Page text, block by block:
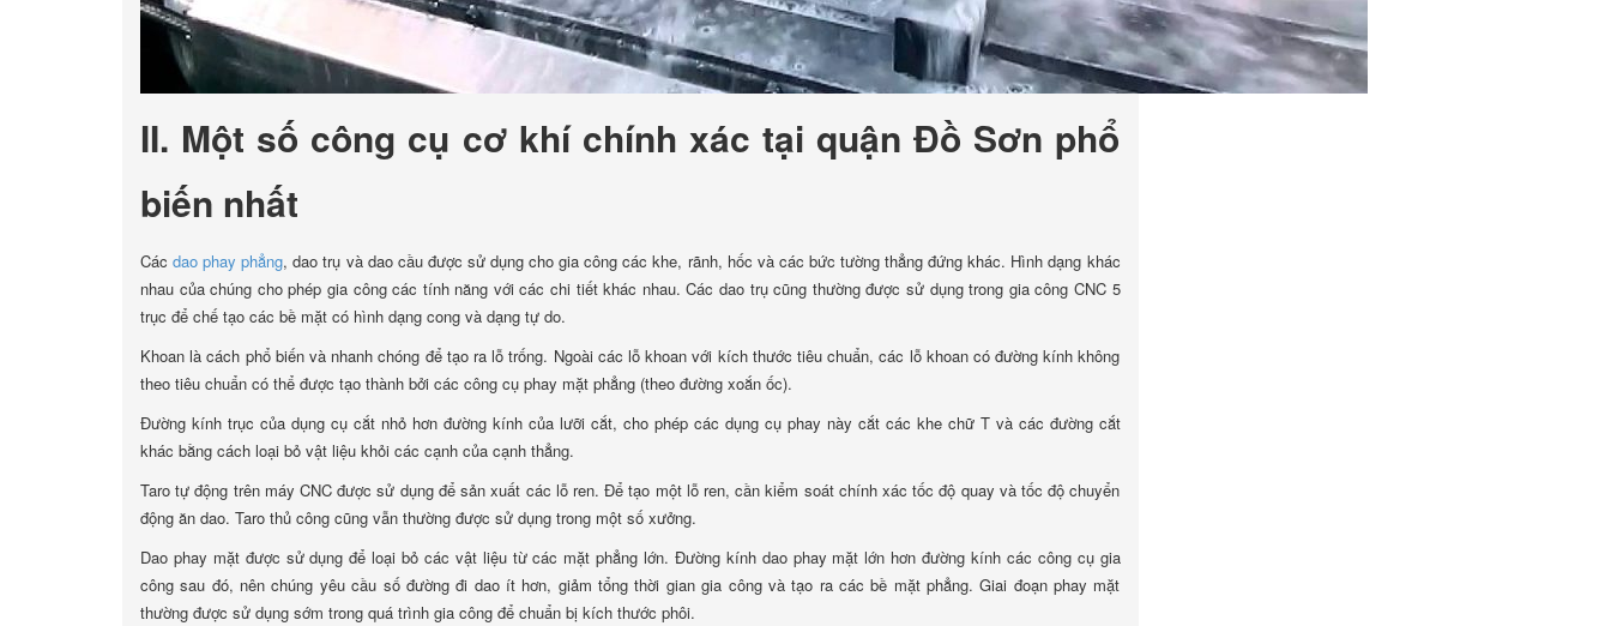
II. Một số công cụ cơ khí chính xác tại quận Đồ Sơn phổ
biến nhất
Cácdao phay phẳng, dao trụ và dao cầu được sử dụng cho gia công các khe, rãnh, hốc và các bức tường thẳng đứng khác. Hình dạng khác
nhau của chúng cho phép gia công các tính năng với các chi tiết khác nhau. Các dao trụ cũng thường được sử dụng trong gia công CNC 5
trục để chế tạo các bề mặt có hình dạng cong và dạng tự do.
Khoan là cách phổ biến và nhanh chóng để tạo ra lỗ trống. Ngoài các lỗ khoan với kích thước tiêu chuẩn, các lỗ khoan có đường kính không
theo tiêu chuẩn có thể được tạo thành bởi các công cụ phay mặt phẳng (theo đường xoắn ốc).
Đường kính trục của dụng cụ cắt nhỏ hơn đường kính của lưỡi cắt, cho phép các dụng cụ phay này cắt các khe chữ T và các đường cắt
khác bằng cách loại bỏ vật liệu khỏi các cạnh của cạnh thẳng.
Taro tự động trên máy CNC được sử dụng để sản xuất các lỗ ren. Để tạo một lỗ ren, cần kiểm soát chính xác tốc độ quay và tốc độ chuyển
động ăn dao. Taro thủ công cũng vẫn thường được sử dụng trong một số xưởng.
Dao phay mặt được sử dụng để loại bỏ các vật liệu từ các mặt phẳng lớn. Đường kính dao phay mặt lớn hơn đường kính các công cụ gia
công sau đó, nên chúng yêu cầu số đường đi dao ít hơn, giảm tổng thời gian gia công và tạo ra các bề mặt phẳng. Giai đoạn phay mặt
thường được sử dụng sớm trong quá trình gia công để chuẩn bị kích thước phôi.